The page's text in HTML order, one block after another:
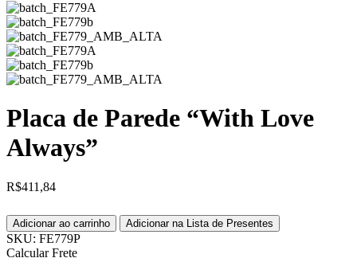
Placa de Parede “With Love
Always”
R$411,84
Adicionar ao carrinho Adicionar na Lista de Presentes
SKU: FE779P
Calcular Frete